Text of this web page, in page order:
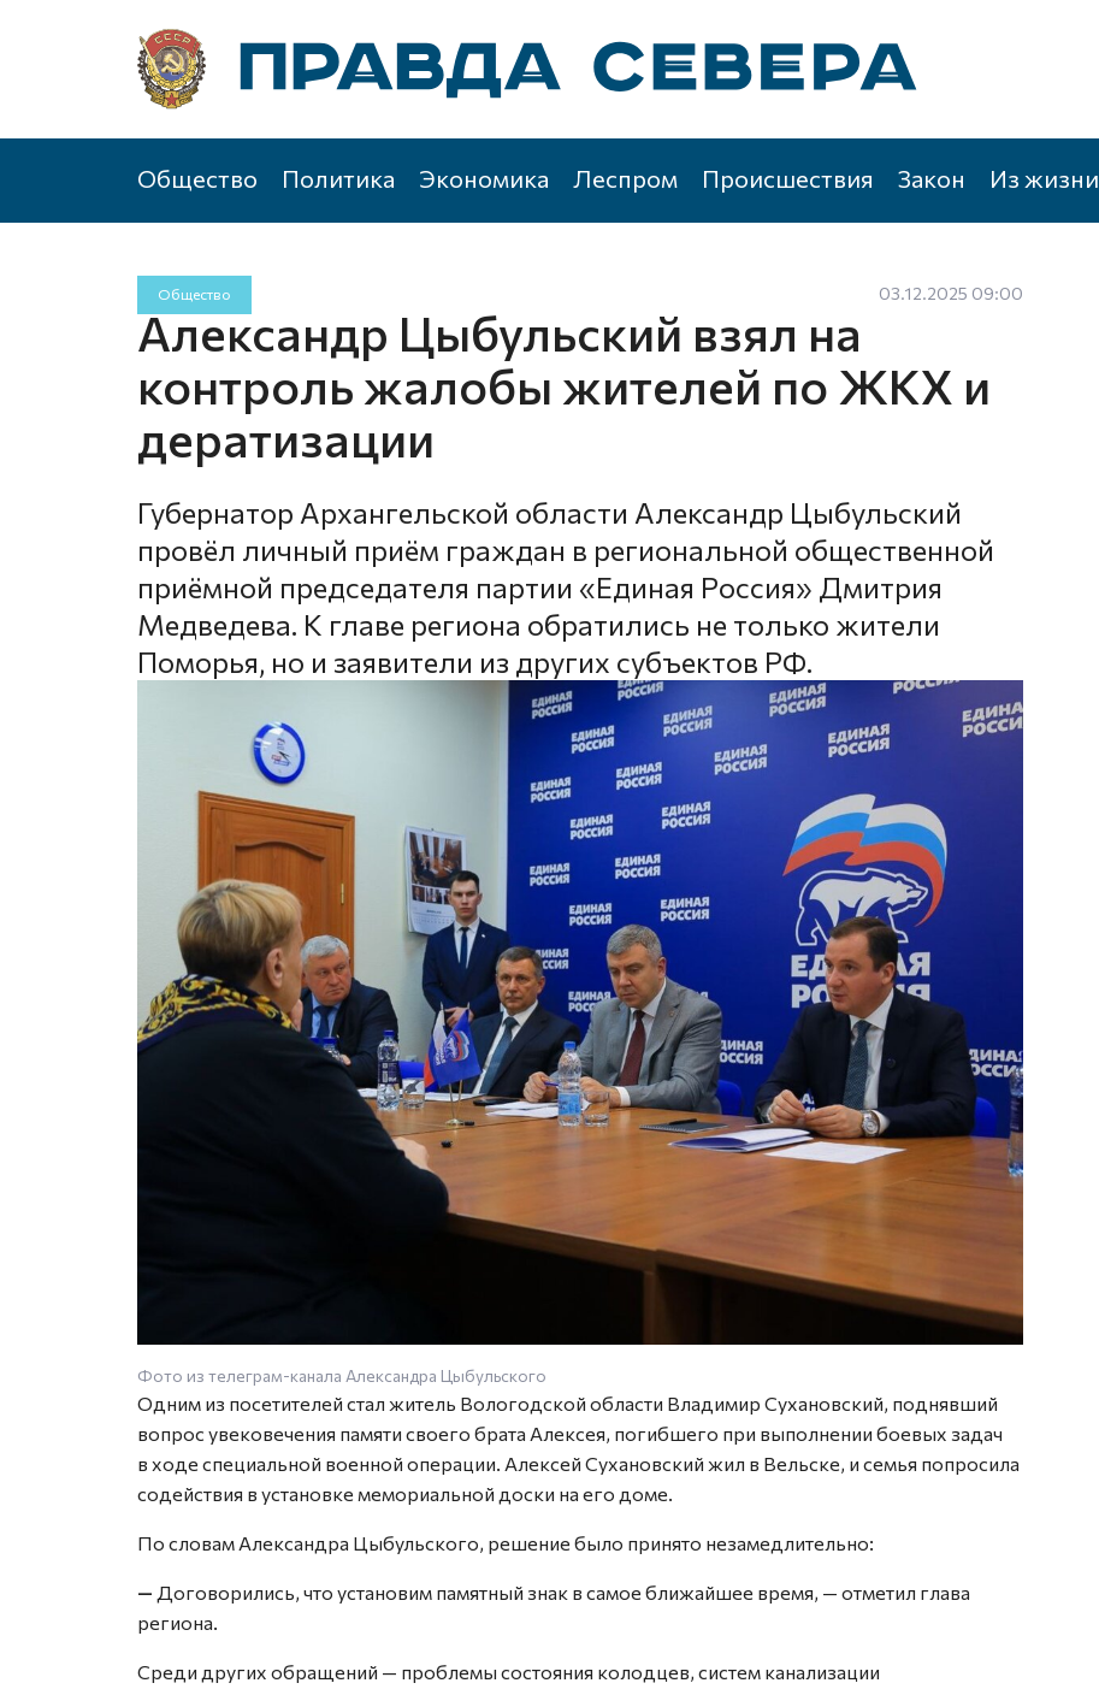
Общество Политика Экономика Леспром Происшествия Закон Из жизни
Общество 03.12.2025 09:00
Александр Цыбульский взял на
контроль жалобы жителей по ЖКХ и
дератизации
Губернатор Архангельской области Александр Цыбульский
провёл личный приём граждан в региональной общественной
приёмной председателя партии «Единая Россия» Дмитрия
Медведева. К главе региона обратились не только жители
Поморья, но и заявители из других субъектов РФ.
Фото из телеграм-канала Александра Цыбульского
Одним из посетителей стал житель Вологодской области Владимир Сухановский, поднявший
вопрос увековечения памяти своего брата Алексея, погибшего при выполнении боевых задач
в ходе специальной военной операции. Алексей Сухановский жил в Вельске, и семья попросила
содействия в установке мемориальной доски на его доме.
По словам Александра Цыбульского, решение было принято незамедлительно:
— Договорились, что установим памятный знак в самое ближайшее время, — отметил глава
региона.
Среди других обращений — проблемы состояния колодцев, систем канализации